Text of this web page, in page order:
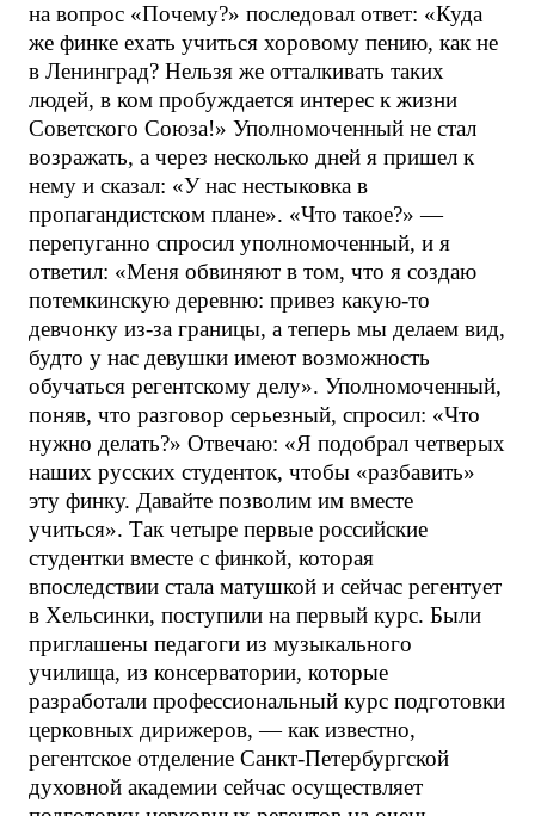
на вопрос «Почему?» последовал ответ: «Куда
же финке ехать учиться хоровому пению, как не
в Ленинград? Нельзя же отталкивать таких
людей, в ком пробуждается интерес к жизни
Советского Союза!» Уполномоченный не стал
возражать, а через несколько дней я пришел к
нему и сказал: «У нас нестыковка в
пропагандистском плане». «Что такое?» —
перепуганно спросил уполномоченный, и я
ответил: «Меня обвиняют в том, что я создаю
потемкинскую деревню: привез какую-то
девчонку из-за границы, а теперь мы делаем вид,
будто у нас девушки имеют возможность
обучаться регентскому делу». Уполномоченный,
поняв, что разговор серьезный, спросил: «Что
нужно делать?» Отвечаю: «Я подобрал четверых
наших русских студенток, чтобы «разбавить»
эту финку. Давайте позволим им вместе
учиться». Так четыре первые российские
студентки вместе с финкой, которая
впоследствии стала матушкой и сейчас регентует
в Хельсинки, поступили на первый курс. Были
приглашены педагоги из музыкального
училища, из консерватории, которые
разработали профессиональный курс подготовки
церковных дирижеров, — как известно,
регентское отделение Санкт-Петербургской
духовной академии сейчас осуществляет